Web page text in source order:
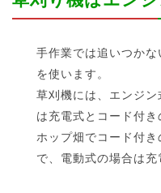
手作業では追いつかな
を使います。
草刈機には、エンジ
は充電式とコード付き
ホップ畑でコード付
で、電動式の場合は充